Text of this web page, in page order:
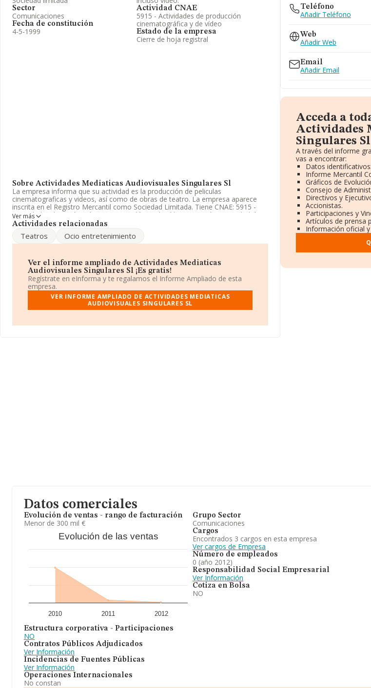
Sector
Comunicaciones
Fecha de constitución
4-5-1999
Actividad CNAE
5915 - Actividades de producción
cinematográfica y de vídeo
Estado de la empresa
Cierre de hoja registral
Sobre Actividades Mediaticas Audiovisuales Singulares Sl
La empresa informa que su actividad es la producción de peliculas
cinematograficas y videos, así como de obras de teatro. La empresa aparece
inscrita en el Registro Mercantil como Sociedad Limitada. Tiene CNAE: 5915 -
'Actividades de producción cinematográfica y de vídeo'. No realiza actividad de
importación y/o exportación.
La sociedad españolaActividades Mediaticas Audiovisuales Singulares
S.L, B61924700, se encuentra en Calle Sant Eusebi núm. 62 Bj E, (08006), en el
En relación con el sector y disponiendo de los datos de hasta 9.483 empresas, la
facturación en el ámbito nacional alcanza los 2.639 millones de euros y la media
entre todas las compañías es de 278 mil euros de ventas en 2012,
encontrándose la facturación de la empresa por encima del promedio. Para
aportar ulterior información de interés en el ámbito sectorial, la media de
empleados es de 2. La antigüedad desde la constitución es de 12 años.
Ver más
Actividades relacionadas
Teatros Ocio entretenimiento
Ver el informe ampliado de Actividades Mediaticas
Audiovisuales Singulares Sl ¡Es gratis!
Regístrate en eInforma y te regalamos el Informe Ampliado de esta
empresa.
VER INFORME AMPLIADO DE ACTIVIDADES MEDIATICAS
AUDIOVISUALES SINGULARES SL
Teléfono
Añadir Teléfono
Web
Añadir Web
Email
Añadir Email
Acceda a
Actividades
Singulares Sl
A través del informe
vas a encontrar:
Datos
Informe Mercantil
Gráficos de
Consejo de
Directivos y
Accionistas.
Participaciones y
Artículos de prensa
Información oficial
Datos comerciales
Evolución de ventas - rango de facturación
Menor de 300 mil €
Evolución de las ventas
2010 2011 2012
Estructura corporativa - Participaciones
NO
Contratos Públicos Adjudicados
Ver Información
Incidencias de Fuentes Públicas
Ver Información
Operaciones Internacionales
No constan
Grupo Sector
Comunicaciones
Cargos
Encontrados 3 cargos en esta empresa
Ver cargos de Empresa
Número de empleados
0 (año 2012)
Responsabilidad Social Empresarial
Ver Información
Cotiza en Bolsa
NO